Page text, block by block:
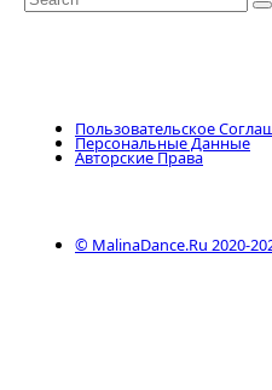
Пользовательское
Персональные Данные
Авторские Права
© MalinaDance.ru 2020-